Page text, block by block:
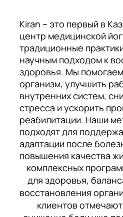
Kiran – это первый в
центр медицинской
традиционные
научным подходом к
здоровья. Мы
организм, улучшить
внутренних систем,
стресса и ускорить
реабилитации. Наши
подходят для
адаптации после
повышения качества
комплексных
для здоровья,
восстановления
клиентов отмечают